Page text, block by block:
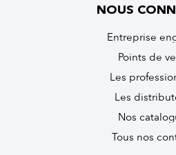
NOUS
Entreprise
Points de
Les
Les
Nos
Tous nos